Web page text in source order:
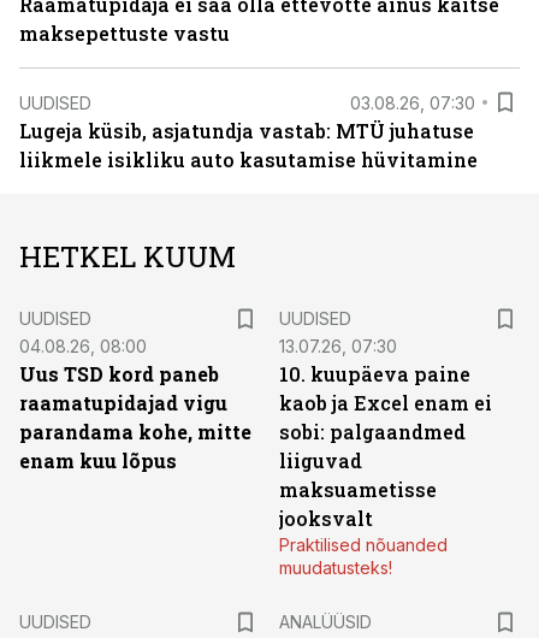
maksepettuste vastu
UUDISED 03.08.26, 07:30
Lugeja küsib, asjatundja vastab: MTÜ juhatuse
liikmele isikliku auto kasutamise hüvitamine
HETKEL KUUM
UUDISED
04.08.26, 08:00
Uus TSD kord paneb
raamatupidajad vigu
parandama kohe, mitte
enam kuu lõpus
UUDISED
13.07.26, 07:30
10. kuupäeva paine
kaob ja Excel enam ei
sobi: palgaandmed
liiguvad
maksuametisse
jooksvalt
Praktilised nõuanded
muudatusteks!
UUDISED
ANALÜÜSID